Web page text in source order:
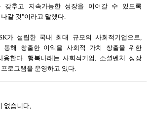
갖추고 지속가능한 성장을 이어갈 수 있도록
갈 것"이라고 말했다
가 설립한 국내 최대 규모의 사회적기업으로
통해 창출한 이익을 사회적 가치 창출을 위한
용한다. 행복나래는 사회적기업
소셜벤처 성장
로그램을 운영하고 있다
없습니다.